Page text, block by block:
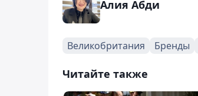
Алия Абди
Великобритания Бренды
Читайте также